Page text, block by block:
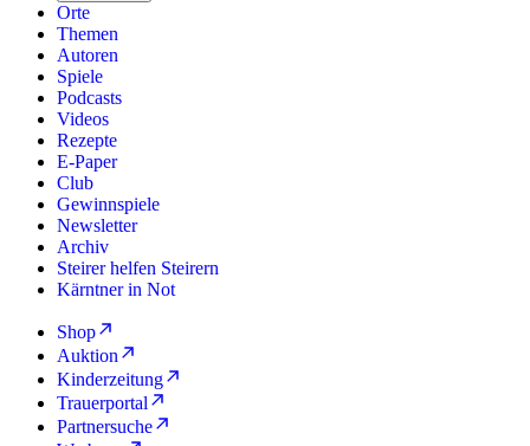
Orte
Themen
Autoren
Spiele
Podcasts
Videos
Rezepte
E-Paper
Club
Gewinnspiele
Newsletter
Archiv
Steirer helfen Steirern
Kärntner in Not
Shop
Auktion
Kinderzeitung
Trauerportal
Partnersuche